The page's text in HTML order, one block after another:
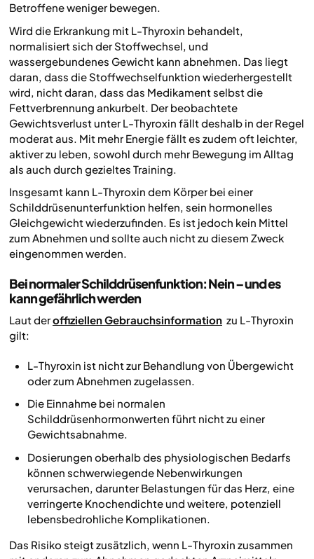
Betroffene weniger bewegen.
Wird die Erkrankung mit L-Thyroxin behandelt,
normalisiert sich der Stoffwechsel, und
wassergebundenes Gewicht kann abnehmen. Das liegt
daran, dass die Stoffwechselfunktion wiederhergestellt
wird, nicht daran, dass das Medikament selbst die
Fettverbrennung ankurbelt. Der beobachtete
Gewichtsverlust unter L-Thyroxin fällt deshalb in der Regel
moderat aus. Mit mehr Energie fällt es zudem oft leichter,
aktiver zu leben, sowohl durch mehr Bewegung im Alltag
als auch durch gezieltes Training.
Insgesamt kann L-Thyroxin dem Körper bei einer
Schilddrüsenunterfunktion helfen, sein hormonelles
Gleichgewicht wiederzufinden. Es ist jedoch kein Mittel
zum Abnehmen und sollte auch nicht zu diesem Zweck
eingenommen werden.
Bei normaler Schilddrüsenfunktion: Nein – und es
kann gefährlich werden
Laut deroffiziellen Gebrauchsinformation zu L-Thyroxin
gilt:
L-Thyroxin ist nicht zur Behandlung von Übergewicht
oder zum Abnehmen zugelassen.
Die Einnahme bei normalen
Schilddrüsenhormonwerten führt nicht zu einer
Gewichtsabnahme.
Dosierungen oberhalb des physiologischen Bedarfs
können schwerwiegende Nebenwirkungen
verursachen, darunter Belastungen für das Herz, eine
verringerte Knochendichte und weitere, potenziell
lebensbedrohliche Komplikationen.
Das Risiko steigt zusätzlich, wenn L-Thyroxin zusammen